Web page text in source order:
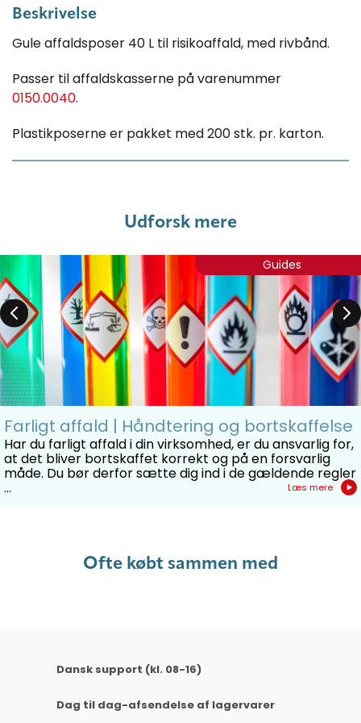
Beskrivelse
Gule affaldsposer 40 L til risikoaffald, med rivbånd.
Passer til affaldskasserne på varenummer
0150.0040.
Plastikposerne er pakket med 200 stk. pr. karton.
Udforsk mere
Guides
Farligt affald | Håndtering og bortskaffelse
Har du farligt affald i din virksomhed, er du ansvarlig for,
at det bliver bortskaffet korrekt og på en forsvarlig
måde. Du bør derfor sætte dig ind i de gældende regler
... Læs mere
Ofte købt sammen med
Dansk support (kl. 08-16)
Dag til dag-afsendelse af lagervarer